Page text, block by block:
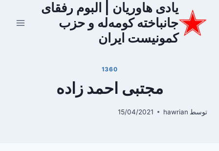
محتوا
یادی هاوریان | البوم رفقای
جانباخته کومه‌له و حزب
کمونیست ایران
1360
مجتبی احمد زاده
توسط hawrian
15/04/2021